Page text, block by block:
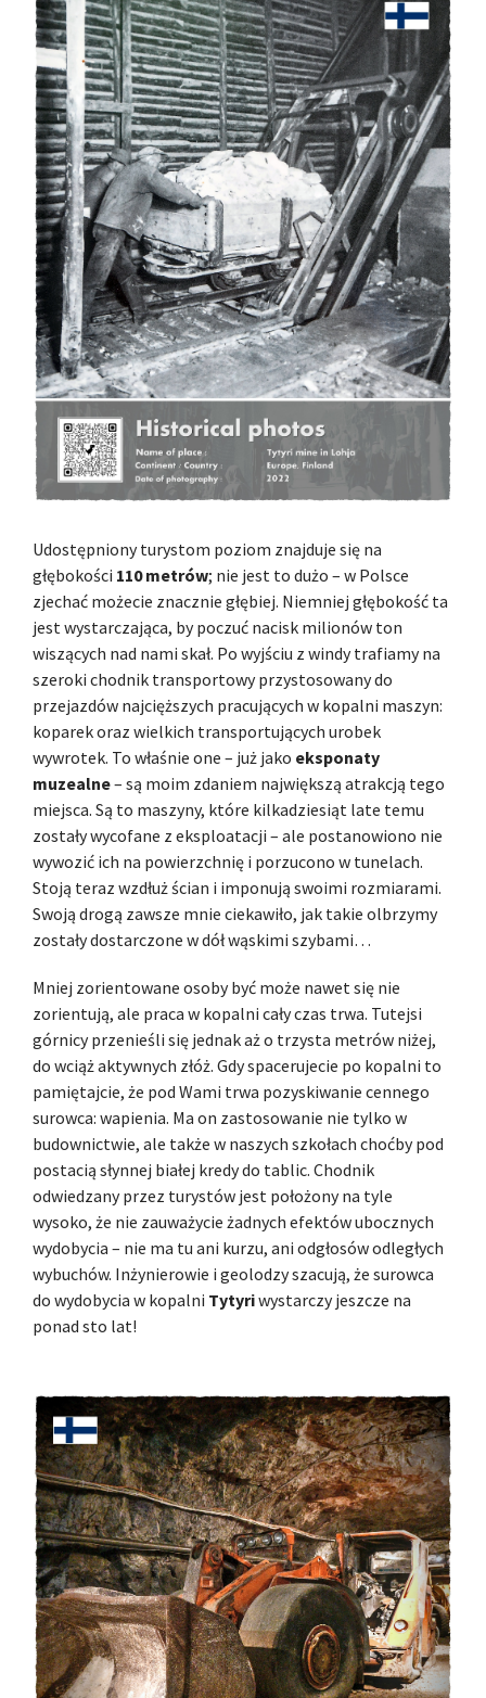
Udostępniony turystom poziom znajduje się na
głębokości 110 metrów; nie jest to dużo – w Polsce
zjechać możecie znacznie głębiej. Niemniej głębokość ta
jest wystarczająca, by poczuć nacisk milionów ton
wiszących nad nami skał. Po wyjściu z windy trafiamy na
szeroki chodnik transportowy przystosowany do
przejazdów najcięższych pracujących w kopalni maszyn:
koparek oraz wielkich transportujących urobek
wywrotek. To właśnie one – już jako eksponaty
muzealne– są moim zdaniem największą atrakcją tego
miejsca. Są to maszyny, które kilkadziesiąt late temu
zostały wycofane z eksploatacji – ale postanowiono nie
wywozić ich na powierzchnię i porzucono w tunelach.
Stoją teraz wzdłuż ścian i imponują swoimi rozmiarami.
Swoją drogą zawsze mnie ciekawiło, jak takie olbrzymy
zostały dostarczone w dół wąskimi szybami…
Mniej zorientowane osoby być może nawet się nie
zorientują, ale praca w kopalni cały czas trwa. Tutejsi
górnicy przenieśli się jednak aż o trzysta metrów niżej,
do wciąż aktywnych złóż. Gdy spacerujecie po kopalni to
pamiętajcie, że pod Wami trwa pozyskiwanie cennego
surowca: wapienia. Ma on zastosowanie nie tylko w
budownictwie, ale także w naszych szkołach choćby pod
postacią słynnej białej kredy do tablic. Chodnik
odwiedzany przez turystów jest położony na tyle
wysoko, że nie zauważycie żadnych efektów ubocznych
wydobycia – nie ma tu ani kurzu, ani odgłosów odległych
wybuchów. Inżynierowie i geolodzy szacują, że surowca
do wydobycia w kopalni Tytyriwystarczy jeszcze na
ponad sto lat!